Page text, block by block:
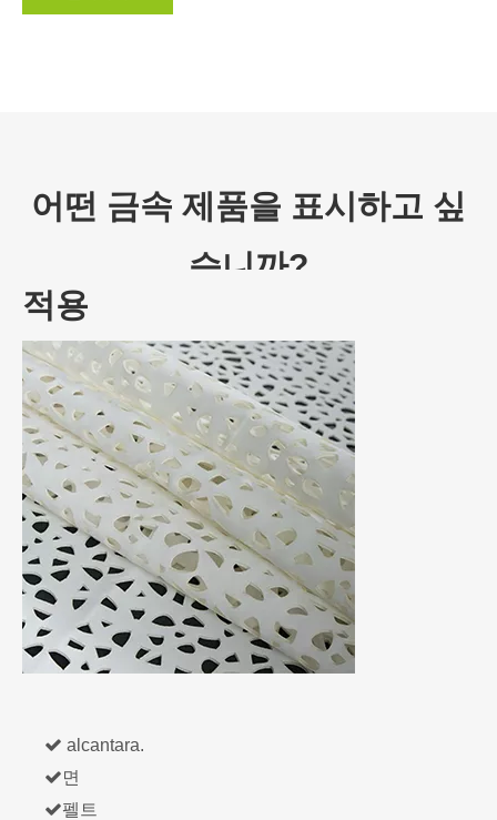
어떤 금속 제품을 표시하고 싶
습니까?
적용
 alcantara.
면
펠트